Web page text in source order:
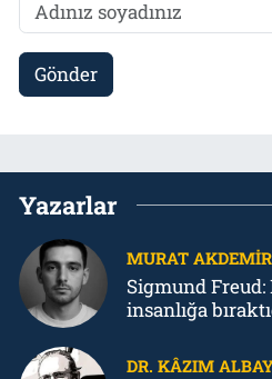
Gönder
Yazarlar
MURAT AKDEMIR
Sigmund
insanlığa
DR. KÂZIM